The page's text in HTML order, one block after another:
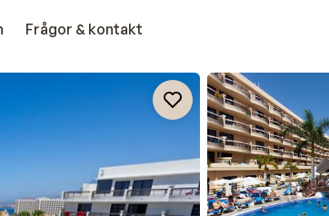
Frågor & kontakt